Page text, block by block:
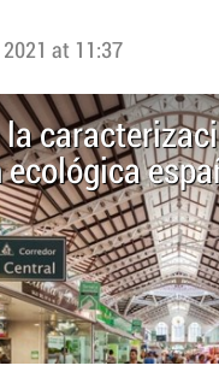
2021 at 11:37